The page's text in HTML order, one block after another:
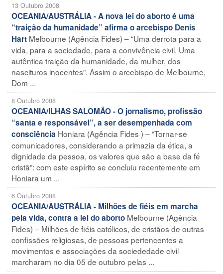
13 Outubro 2008
OCEANIA/AUSTRÁLIA - A nova lei do aborto é uma
“traição da humanidade” afirma o arcebispo Denis
Hart Melbourne (Agência Fides) – “Uma derrota para a
vida, para a sociedade, para a convivência civil. Uma
autêntica traição da humanidade, da mulher, dos
nascituros inocentes”. Assim o arcebispo de Melbourne,
Dom ...
8 Outubro 2008
OCEANIA/ILHAS SALOMÃO - O jornalismo, profissão
“santa e responsável”, a ser desempenhada com
consciência Honiara (Agência Fides ) – “Tornar-se
comunicadores, considerando a primazia da ética, a
dignidade da pessoa, os valores que são a base da fé
cristã”: com este espírito se concluiu recentemente em
Honiara um ...
6 Outubro 2008
OCEANIA/AUSTRÁLIA - Milhões de fiéis em marcha
pela vida, contra a lei do aborto Melbourne (Agência
Fides) – Milhões de fiéis católicos, de cristãos de outras
confissões religiosas, de pessoas pertencentes a
movimentos e associações da sociededade civil
marcharam no dia 05 de outubro pelas ...